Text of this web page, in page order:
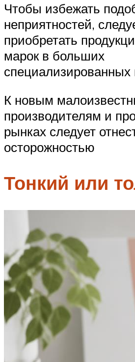
Чтобы избежать
неприятностей,
приобретать
марок в больших
специализированных
К новым
производителям и
рынках следует
осторожностью
Тонкий или